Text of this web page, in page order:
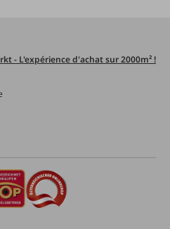
- L'expérience d'achat sur 2000m² !